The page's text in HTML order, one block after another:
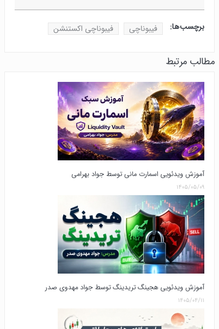
برچسب‌ها: فیبوناچی فیبوناچی اکستنشن
مطالب مرتبط
آموزش ویدئویی اسمارت مانی توسط جواد بهرامی
۱۴۰۵/۰۵/۰۹
آموزش ویدئویی هجینگ تریدینگ توسط جواد مهدوی صدر
۱۴۰۵/۰۴/۱۱